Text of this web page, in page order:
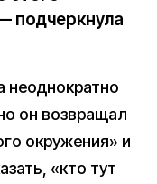
подчеркнула
неоднократно
он возвращал
окружения» и
«кто тут